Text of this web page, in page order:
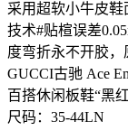
采用超软小牛皮
技术#贴楦误差
度弯折永不开胶
GUCCI古驰 Ace
百搭休闲板鞋“黑
尺码：35-44LN